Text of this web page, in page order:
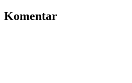
Komentar